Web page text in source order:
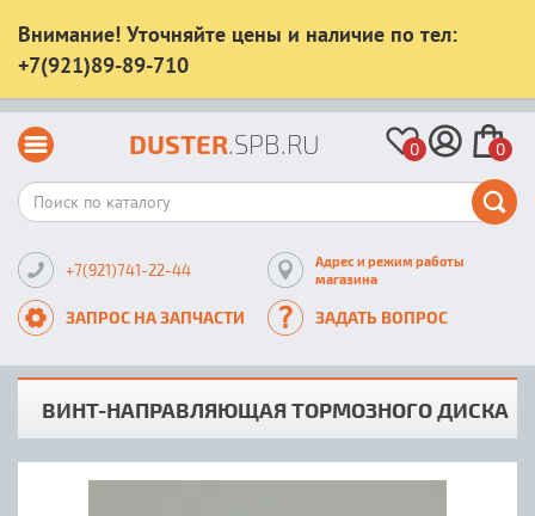
Внимание! Уточняйте цены и наличие по тел:
+7(921)89-89-710
DUSTER.SPB.RU 0 0
+7(921)741-22-44
Адрес и режим работы
магазина
ЗАПРОС НА ЗАПЧАСТИ ЗАДАТЬ ВОПРОС
ВИНТ-НАПРАВЛЯЮЩАЯ ТОРМОЗНОГО ДИСКА